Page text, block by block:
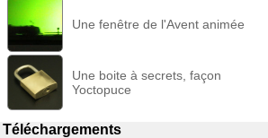
Une fenêtre de l'Avent animée
Une boite à secrets, façon
Yoctopuce
Téléchargements